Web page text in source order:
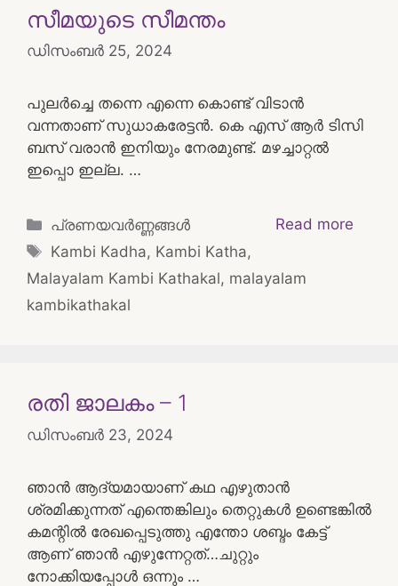
സീമയുടെ സീമന്തം
ഡിസംബർ 25, 2024
പുലർച്ചെ തന്നെ എന്നെ കൊണ്ട് വിടാൻ
വന്നതാണ് സുധാകരേട്ടൻ. കെ എസ് ആർ ടിസി
ബസ് വരാൻ ഇനിയും നേരമുണ്ട്. മഴച്ചാറ്റൽ
ഇപ്പൊ ഇല്ല. …
Read more
Categories
പ്രണയവർണ്ണങ്ങൾ
Tags
Kambi Kadha, Kambi Katha,
Malayalam Kambi Kathakal, malayalam
kambikathakal
രതി ജാലകം – 1
ഡിസംബർ 23, 2024
ഞാൻ ആദ്യമായാണ് കഥ എഴുതാൻ
ശ്രമിക്കുന്നത് എന്തെങ്കിലും തെറ്റുകൾ ഉണ്ടെങ്കിൽ
കമന്റിൽ രേഖപ്പെടുത്തു എന്തോ ശബ്ദം കേട്ട്
ആണ് ഞാൻ എഴുന്നേറ്റത്…ചുറ്റും
നോക്കിയപ്പോൾ ഒന്നും …